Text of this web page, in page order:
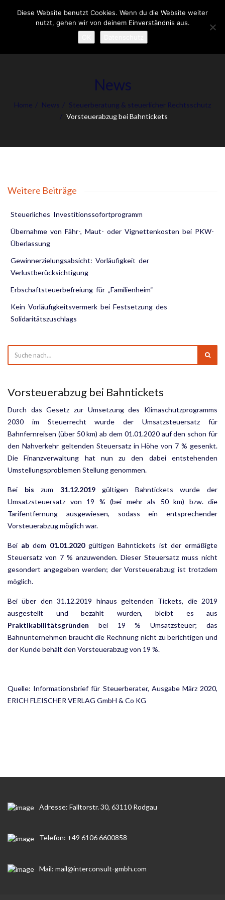
News
Home News
Steuerberatung & steuerlicher Rechtsschutz
Vorsteuerabzug bei Bahntickets
Weitere Beiträge
Steuerliches Investitionssofortprogramm
Übernahme von Fähr-, Maut- oder Vignettenkosten bei PKW-
Überlassung
Gewinnerzielungsabsicht: Vorläufigkeit der
Verlustberücksichtigung
Erbschaftsteuerbefreiung für „Familienheim“
Kein Vorläufigkeitsvermerk bei Festsetzung des
Solidaritätszuschlags
Vorsteuerabzug bei Bahntickets
Durch das Gesetz zur Umsetzung des Klimaschutzprogramms
2030 im Steuerrecht wurde der Umsatz­steuersatz für
Bahnfernreisen (über 50 km) ab dem 01.01.2020 auf den schon für
den Nahverkehr geltenden Steuersatz in Höhe von 7 % gesenkt.
Die Finanzverwaltung hat nun zu den dabei entstehenden
Umstellungs­problemen Stellung genommen.
Bei bis zum 31.12.2019gültigen Bahntickets wurde der
Umsatzsteuersatz von 19 % (bei mehr als 50 km) bzw. die
Tarifentfernung ausgewiesen, sodass ein entsprechender
Vorsteuerabzug möglich war.
Bei abdem 01.01.2020gültigen Bahntickets ist der ermäßigte
Steuersatz von 7 % anzuwenden. Dieser Steuer­satz muss nicht
gesondert angegeben werden; der Vorsteuerabzug ist trotzdem
möglich.
Bei über den 31.12.2019 hinaus geltenden Tickets, die 2019
ausgestellt und bezahlt wurden, bleibt es aus
Praktikabilitätsgründen bei 19 % Umsatzsteuer; das
Bahnunternehmen braucht die Rechnung nicht zu berichtigen und
der Kunde behält den Vorsteuerabzug von 19 %.
Quelle: Informationsbrief für Steuerberater, Ausgabe März 2020,
ERICH FLEISCHER VERLAG GmbH & Co KG
Adresse: Falltorstr. 30, 63110 Rodgau
Telefon: +49 6106 6600858
Mail: mail@interconsult-gmbh.com
Diese Website benutzt Cookies. Wenn du die Website weiter
nutzt, gehen wir von deinem Einverständnis aus.